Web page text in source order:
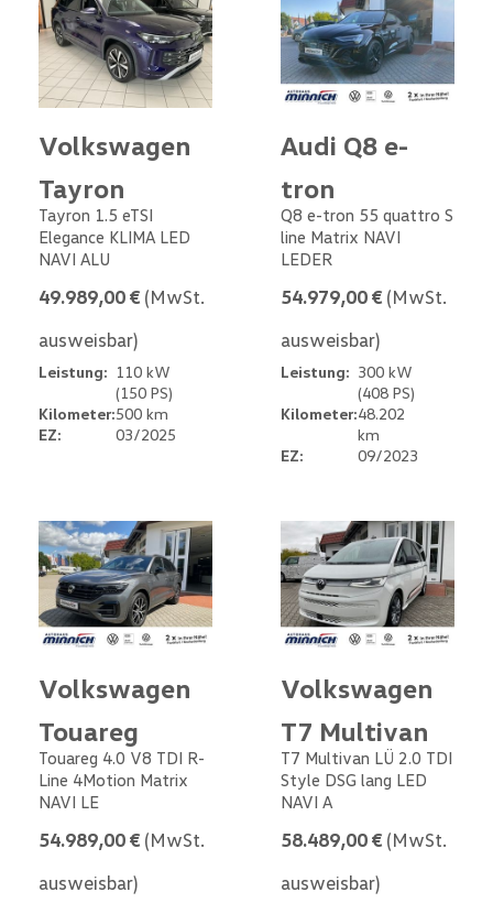
Volkswagen
Tayron
Tayron 1.5 eTSI
Elegance KLIMA LED
NAVI ALU
49.989,00 € (MwSt.
ausweisbar)
Leistung: 110 kW
(150 PS)
Kilometer:500 km
EZ:
03/2025
Audi Q8 e-
tron
Q8 e-tron 55 quattro S
line Matrix NAVI
LEDER
54.979,00 € (MwSt.
ausweisbar)
Leistung: 300 kW
(408 PS)
Kilometer:48.202
km
EZ:
09/2023
Volkswagen
Touareg
Touareg 4.0 V8 TDI R-
Line 4Motion Matrix
NAVI LE
54.989,00 € (MwSt.
ausweisbar)
Volkswagen
T7 Multivan
T7 Multivan LÜ 2.0 TDI
Style DSG lang LED
NAVI A
58.489,00 € (MwSt.
ausweisbar)